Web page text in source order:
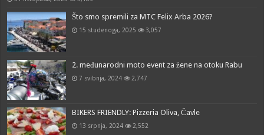
Što smo spremili za MTC Felix Arba 2026?
15 studenoga, 2025 3,057
2. međunarodni moto event za žene na otoku Rabu
7 svibnja, 2024 2,747
BIKERS FRIENDLY: Pizzeria Oliva, Čavle
13 srpnja, 2024 2,552